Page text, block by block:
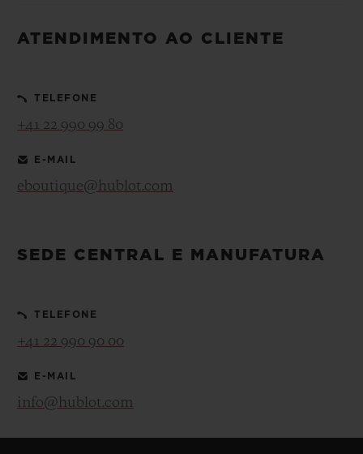
ATENDIMENTO AO CLIENTE
TELEFONE
+41 22 990 99 80
E-MAIL
eboutique@hublot.com
SEDE CENTRAL E MANUFATURA
TELEFONE
+41 22 990 90 00
E-MAIL
info@hublot.com